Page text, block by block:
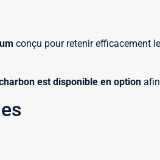
conçu pour retenir efficacement
est disponible en option